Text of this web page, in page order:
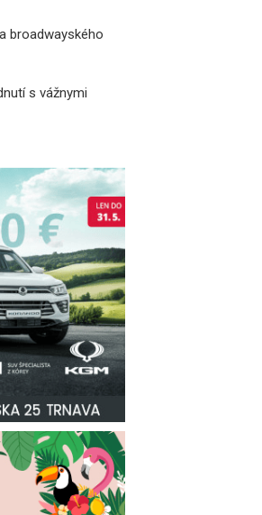
broadwayského
s vážnymi